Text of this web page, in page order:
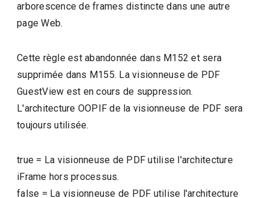
arborescence de frames distincte dans une autre
page Web.
Cette règle est abandonnée dans M152 et sera
supprimée dans M155. La visionneuse de PDF
GuestView est en cours de suppression.
L'architecture OOPIF de la visionneuse de PDF sera
toujours utilisée.
true = La visionneuse de PDF utilise l'architecture
iFrame hors processus.
false = La visionneuse de PDF utilise l'architecture